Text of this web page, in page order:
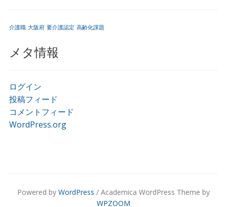
介護職 大阪府 要介護認定 高齢化課題
メタ情報
ログイン
投稿フィード
コメントフィード
WordPress.org
Powered by WordPress / Academica WordPress Theme by
WPZOOM